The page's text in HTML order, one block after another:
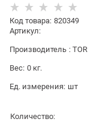
Код товара: 820349
Артикул:
Производитель : TOR
Вес: 0 кг.
Ед. измерения: шт
Количество: